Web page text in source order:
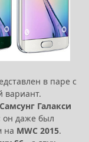
в паре с
вариант.
Самсунг Галакси
он даже был
на MWC 2015.